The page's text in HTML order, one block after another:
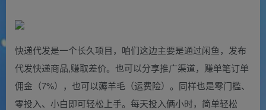
快递代发是一个长久项目，咱们这边主要是通过闲鱼，发布
代发快递商品,赚取差价。也可以分享推广渠道，赚单笔订单
佣金（7%），也可以薅羊毛（运费险）。同样也是零门槛、
零投入、小白即可轻松上手。每天投入俩小时，简单轻松